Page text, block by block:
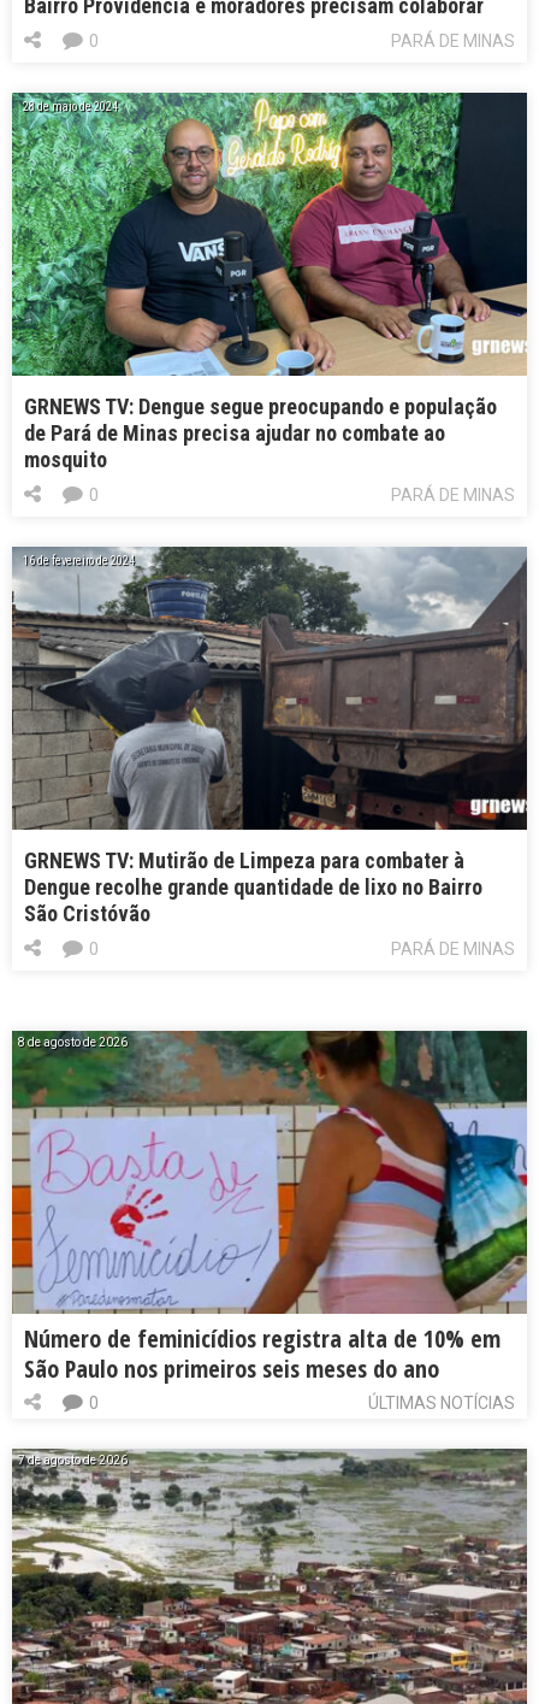
Bairro Providência e moradores precisam colaborar
PARÁ DE MINAS
0
28 de maio de 2024
GRNEWS TV: Dengue segue preocupando e população
de Pará de Minas precisa ajudar no combate ao
mosquito
PARÁ DE MINAS
0
16 de fevereiro de 2024
GRNEWS TV: Mutirão de Limpeza para combater à
Dengue recolhe grande quantidade de lixo no Bairro
São Cristóvão
PARÁ DE MINAS
0
8 de agosto de 2026
Número de feminicídios registra alta de 10% em
São Paulo nos primeiros seis meses do ano
ÚLTIMAS NOTÍCIAS
0
7 de agosto de 2026